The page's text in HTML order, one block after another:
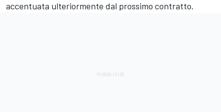
accentuata ulteriormente dal prossimo contratto.